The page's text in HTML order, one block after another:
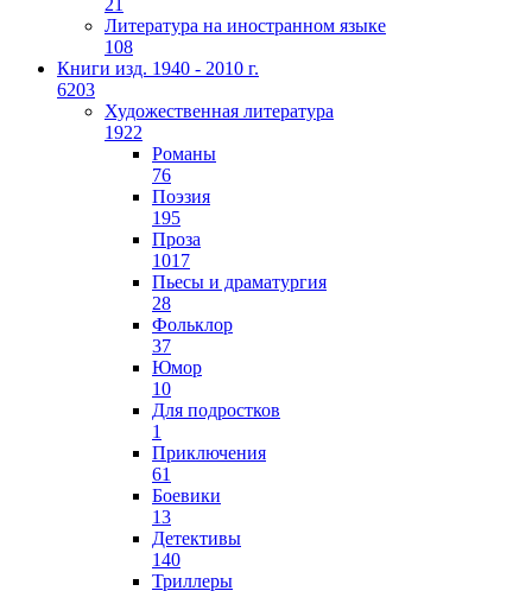
21
Литература на иностранном языке
108
Книги изд. 1940 - 2010 г.
6203
Художественная литература
1922
Романы
76
Поэзия
195
Проза
1017
Пьесы и драматургия
28
Фольклор
37
Юмор
10
Для подростков
1
Приключения
61
Боевики
13
Детективы
140
Триллеры